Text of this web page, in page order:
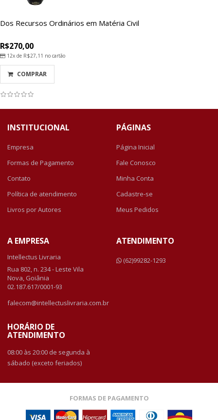
Dos Recursos Ordinários em Matéria Civil
R$270,00
12x de R$27,11 no cartão
COMPRAR
INSTITUCIONAL
Empresa
Formas de Pagamento
Contato
Política de atendimento
Livros por Autores
PÁGINAS
Página Inicial
Fale Conosco
Minha Conta
Cadastre-se
Meus Pedidos
A EMPRESA
Intellectus Livraria
Rua 802, n. 234 - Leste Vila
Nova, Goiânia
02.187.617/0001-93
falecom@intellectuslivraria.com.br
HORÁRIO DE
ATENDIMENTO
08:00 às 20:00 de segunda à
sábado (exceto feriados)
ATENDIMENTO
(62)99282-1293
FORMAS DE PAGAMENTO